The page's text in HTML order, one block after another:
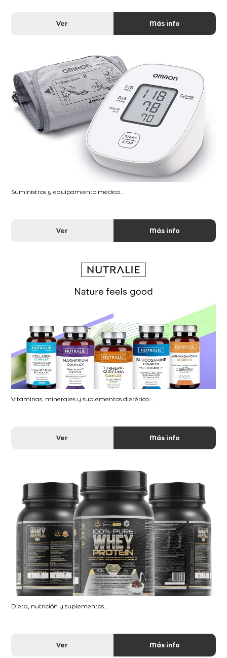
Ver Más info
Suministros y equipamiento médico...
Ver Más info
Vitaminas, minerales y suplementos dietético...
Ver Más info
Dieta, nutrición y suplementos...
Ver Más info